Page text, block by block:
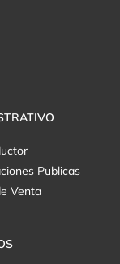
Publicas
Venta